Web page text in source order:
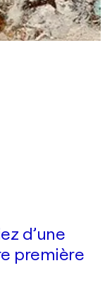
d’une
première